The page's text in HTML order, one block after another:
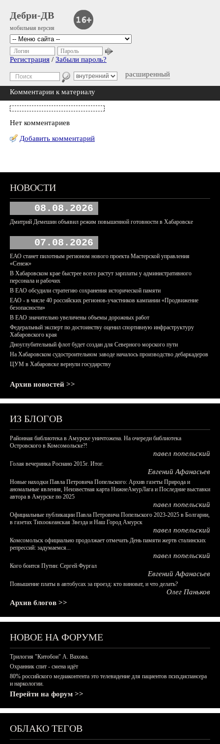
Дебри-ДВ
мобильная версия
расширенный
Логин Пароль
Регистрация / Забыли пароль?
Комментарии к материалу
Нет комментариев
Добавить комментарий
НОВОСТИ
08.08.2026
Дмитрий Демешин объявил режим повышенной готовности в Хабаровске
07.08.2026
ЕАО станет пилотным регионом нового проекта Мастерской управления
«Сенеж»
В Хабаровском крае быстрее всего растут зарплаты у административного
персонала и рабочих
В ЕАО обсудили стратегию сохранения исторической памяти
ЕАО - в числе 40 российских регионов-участников кампании «Продвижение
безопасности»
В ЕАО значительно увеличены объемы дорожных работ
Федеральный эксперт по достоинству оценил спортивную инфраструктуру
Хабаровского края
Дноуглубительный флот будет создан для Северного морского пути
На Хабаровском судостроительном заводе началось производство дебаркадеров
ЦУМ в Хабаровске вернули государству
Архив новостей >>
ИЗ БЛОГОВ
Районная библиотека в Амурске уничтожена. На очереди библиотека
Островского в Комсомольске?!
павел попельский
Голая вечеринка Роснано 2015г. Итог.
Евгений Афанасьев
Новые находки Павла Петровича Попельского: Архив газеты Природа и
аномальные явления, Неизвестная карта НижнеАмурЛага и Последние выставки
автора в Амурске по 2025
павел попельский
Официальные публикации Павла Петровича Попельского 2023-2025 в Болгарии,
в газетах Тихоокеанская Звезда и Наш Город Амурск
павел попельский
Комсомольск официально продолжает отмечать День памяти жертв сталинских
репрессий: задумаемся...
павел попельский
Кого боится Путин: Сергей Фургал
Евгений Афанасьев
Повышение платы в автобусах за проезд: кто виноват, и что делать?
Олег Паньков
Архив блогов >>
НОВОЕ НА ФОРУМЕ
Трилогия "Китобои" А. Вахова.
Охранник спит - смена идёт
80% российского медиаконтента это телевидение для пациентов психдиспансера
и наркологии.
Перейти на форум >>
ОБЛАКО ТЕГОВ